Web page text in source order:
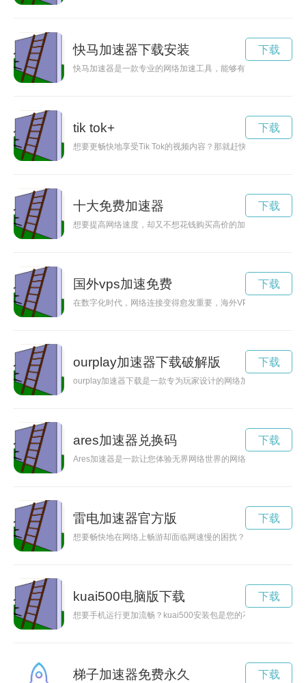
快马加速器下载安装
快马加速器是一款专业的网络加速工具，能够有效提升网络速
下载
tik tok+
想要更畅快地享受Tik Tok的视频内容？那就赶快来看看这几款
下载
十大免费加速器
想要提高网络速度，却又不想花钱购买高价的加速器软件？不
下载
国外vps加速免费
在数字化时代，网络连接变得愈发重要，海外VPS加速可以帮
下载
ourplay加速器下载破解版
ourplay加速器下载是一款专为玩家设计的网络加速器，能够帮
下载
ares加速器兑换码
Ares加速器是一款让您体验无界网络世界的网络加速器，通过
下载
雷电加速器官方版
想要畅快地在网络上畅游却面临网速慢的困扰？不妨尝试一下
下载
kuai500电脑版下载
想要手机运行更加流畅？kuai500安装包是您的不二选择！它能
下载
梯子加速器免费永久 下载